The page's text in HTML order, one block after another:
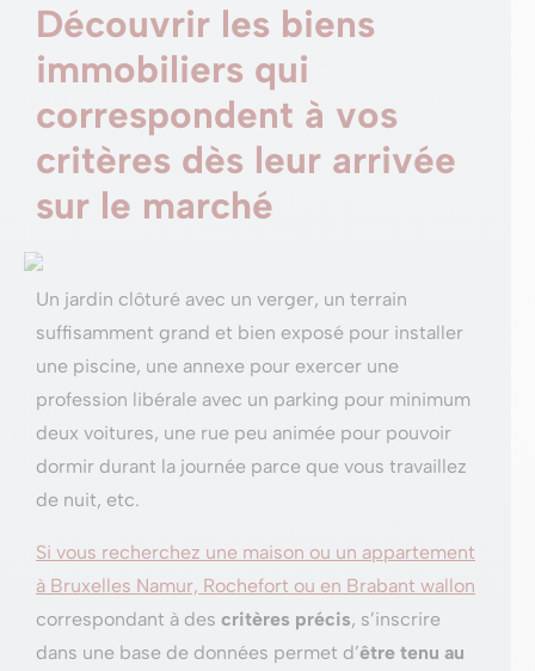
Découvrir les biens
immobiliers qui
correspondent à vos
critères dès leur arrivée
sur le marché
Un jardin clôturé avec un verger, un terrain
suffisamment grand et bien exposé pour installer
une piscine, une annexe pour exercer une
profession libérale avec un parking pour minimum
deux voitures, une rue peu animée pour pouvoir
dormir durant la journée parce que vous travaillez
de nuit, etc.
Si vous recherchez une maison ou un appartement
à Bruxelles Namur, Rochefort ou en Brabant wallon
correspondant à des critères précis, s’inscrire
dans une base de données permet d’être tenu au